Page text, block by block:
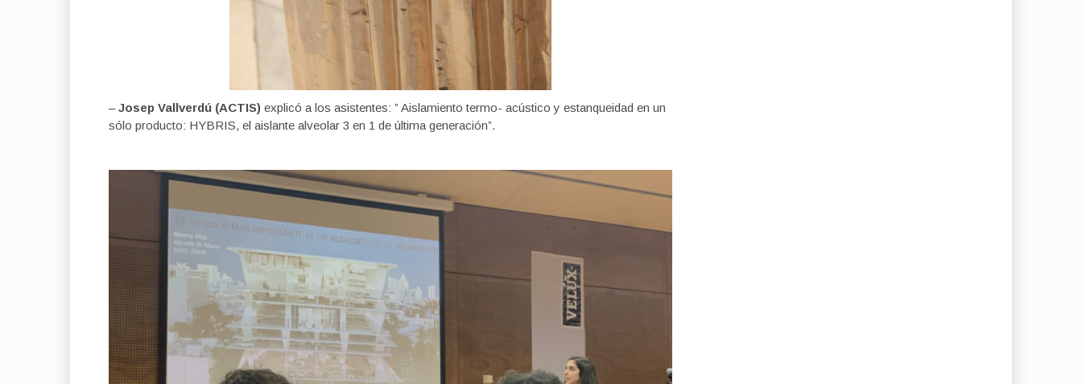
–Josep Vallverdú (ACTIS) explicó a los asistentes: ” Aislamiento termo- acústico y estanqueidad en un
sólo producto: HYBRIS, el aislante alveolar 3 en 1 de última generación”.